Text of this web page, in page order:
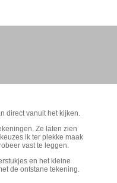
direct vanuit het kijken.
Ze laten zien
ik ter plekke maak
vast te leggen.
en het kleine
de ontstane tekening.